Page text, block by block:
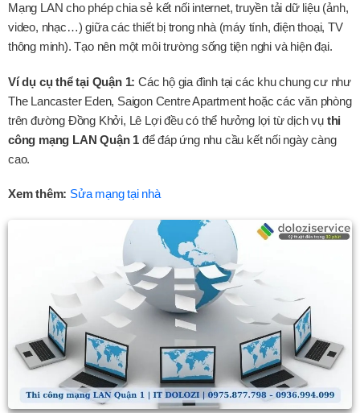
Mạng LAN cho phép chia sẻ kết nối internet, truyền tải dữ liệu (ảnh,
video, nhạc…) giữa các thiết bị trong nhà (máy tính, điện thoại, TV
thông minh). Tạo nên một môi trường sống tiện nghi và hiện đại.
Ví dụ cụ thể tại Quận 1: Các hộ gia đình tại các khu chung cư như
The Lancaster Eden, Saigon Centre Apartment hoặc các văn phòng
trên đường Đồng Khởi, Lê Lợi đều có thể hưởng lợi từ dịch vụ thi
công mạng LAN Quận 1 để đáp ứng nhu cầu kết nối ngày càng
cao.
Xem thêm: Sửa mạng tại nhà